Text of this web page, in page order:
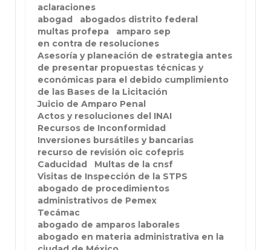
aclaraciones
abogad
abogados distrito federal
multas profepa
amparo sep
en contra de resoluciones
Asesoría y planeación de estrategia antes
de presentar propuestas técnicas y
económicas para el debido cumplimiento
de las Bases de la Licitación
Juicio de Amparo Penal
Actos y resoluciones del INAI
Recursos de Inconformidad
Inversiones bursátiles y bancarias
recurso de revisión oic cofepris
Caducidad
Multas de la cnsf
Visitas de Inspección de la STPS
abogado de procedimientos
administrativos de Pemex
Tecámac
abogado de amparos laborales
abogado en materia administrativa en la